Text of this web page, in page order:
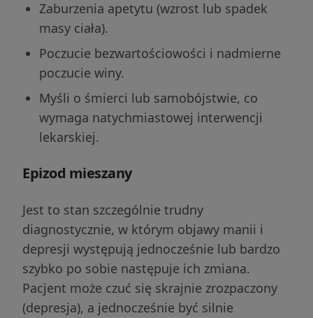
Zaburzenia apetytu (wzrost lub spadek
masy ciała).
Poczucie bezwartościowości i nadmierne
poczucie winy.
Myśli o śmierci lub samobójstwie, co
wymaga natychmiastowej interwencji
lekarskiej.
Epizod mieszany
Jest to stan szczególnie trudny
diagnostycznie, w którym objawy manii i
depresji występują jednocześnie lub bardzo
szybko po sobie następuje ich zmiana.
Pacjent może czuć się skrajnie zrozpaczony
(depresja), a jednocześnie być silnie